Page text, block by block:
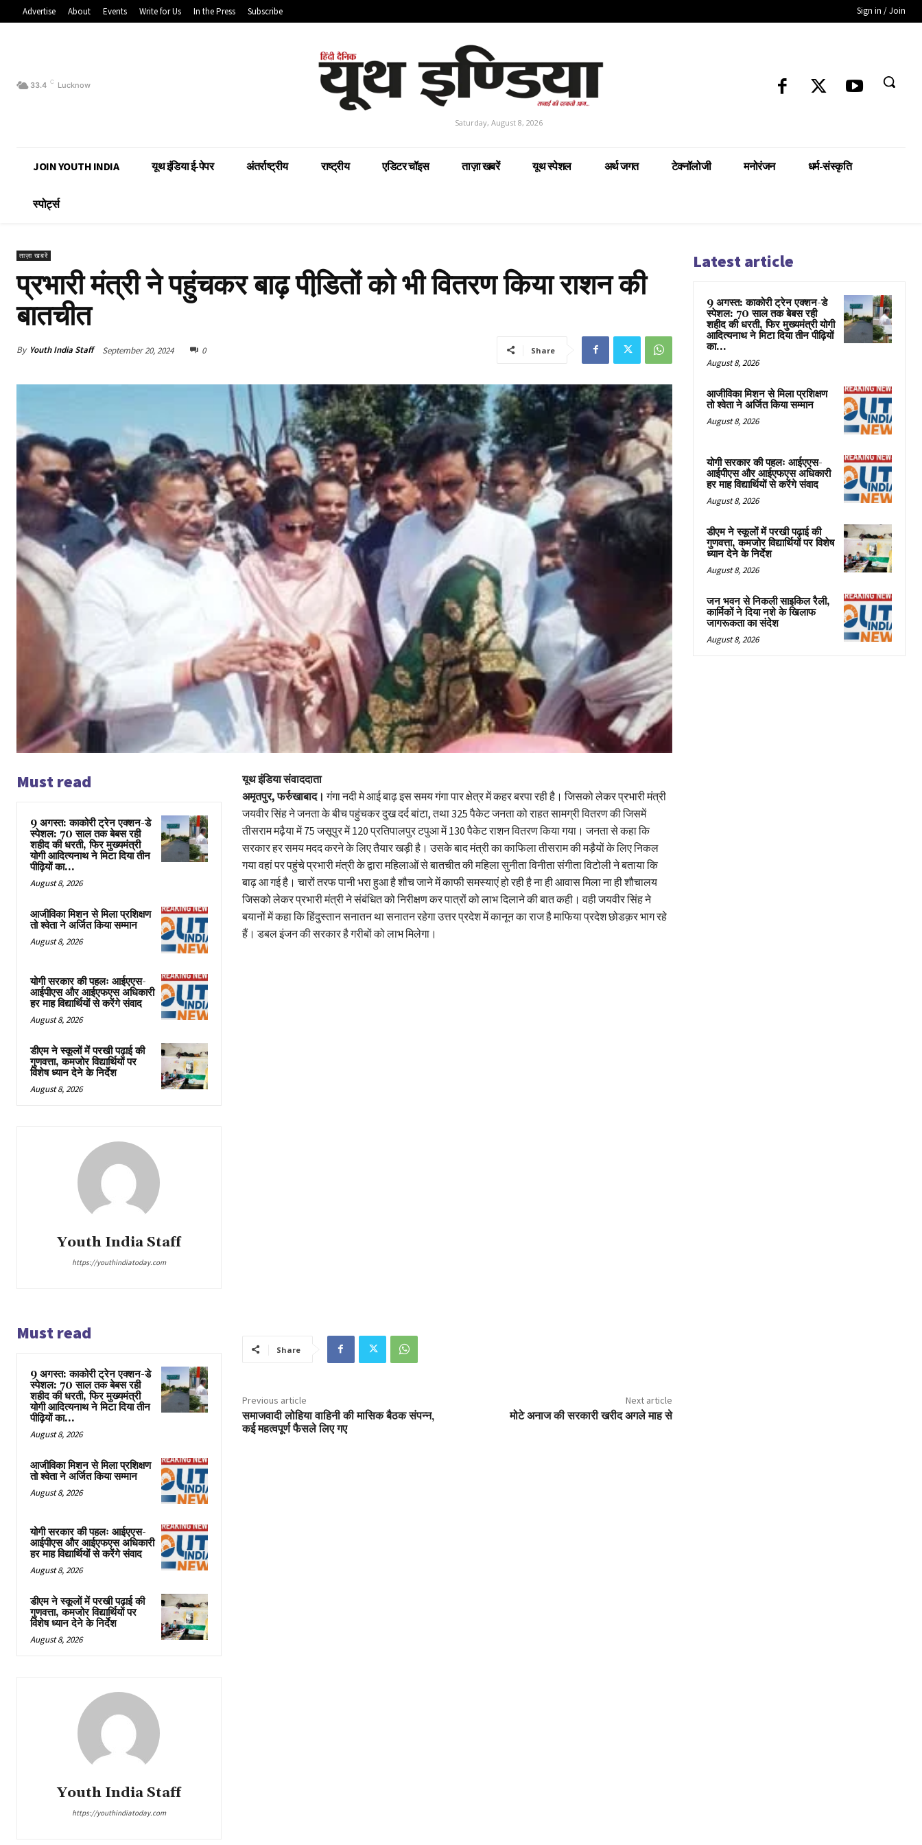
Advertise About Events Write for Us In the Press Subscribe Sign in / Join
33.4 C Lucknow
Saturday, August 8, 2026
JOIN YOUTH INDIA यूथ इंडिया ई-पेपर अंतर्राष्ट्रीय राष्ट्रीय एडिटर चॉइस ताज़ा खबरें यूथ स्पेशल अर्थ जगत टेक्नॉलोजी मनोरंजन धर्म-संस्कृति
स्पोर्ट्स
ताज़ा खबरें
प्रभारी मंत्री ने पहुंचकर बाढ़ पीडि़तों को भी वितरण किया राशन की
बातचीत
By Youth India Staff September 20, 2024 0 Share
Must read
9 अगस्त: काकोरी ट्रेन एक्शन-डे
स्पेशल: 70 साल तक बेबस रही
शहीद की धरती, फिर मुख्यमंत्री
योगी आदित्यनाथ ने मिटा दिया तीन
पीढ़ियों का...
August 8, 2026
आजीविका मिशन से मिला प्रशिक्षण
तो श्वेता ने अर्जित किया सम्मान
August 8, 2026
योगी सरकार की पहलः आईएएस-
आईपीएस और आईएफएस अधिकारी
हर माह विद्यार्थियों से करेंगे संवाद
August 8, 2026
डीएम ने स्कूलों में परखी पढ़ाई की
गुणवत्ता, कमजोर विद्यार्थियों पर
विशेष ध्यान देने के निर्देश
August 8, 2026
Youth India Staff
https://youthindiatoday.com
यूथ इंडिया संवाददाता
अमृतपुर, फर्रुखाबाद। गंगा नदी मे आई बाढ़ इस समय गंगा पार क्षेत्र में कहर बरपा रही है। जिसको लेकर प्रभारी मंत्री
जयवीर सिंह ने जनता के बीच पहुंचकर दुख दर्द बांटा, तथा 325 पैकेट जनता को राहत सामग्री वितरण की जिसमें
तीसराम मढ़ैया में 75 जसूपुर में 120 प्रतिपालपुर टपुआ में 130 पैकेट राशन वितरण किया गया। जनता से कहा कि
सरकार हर समय मदद करने के लिए तैयार खड़ी है। उसके बाद मंत्री का काफिला तीसराम की मड़ैयों के लिए निकल
गया वहां पर पहुंचे प्रभारी मंत्री के द्वारा महिलाओं से बातचीत की महिला सुनीता विनीता संगीता विटोली ने बताया कि
बाढ़ आ गई है। चारों तरफ पानी भरा हुआ है शौच जाने में काफी समस्याएं हो रही है ना ही आवास मिला ना ही शौचालय
जिसको लेकर प्रभारी मंत्री ने संबंधित को निरीक्षण कर पात्रों को लाभ दिलाने की बात कही। वही जयवीर सिंह ने
बयानों में कहा कि हिंदुस्तान सनातन था सनातन रहेगा उत्तर प्रदेश में कानून का राज है माफिया प्रदेश छोडक़र भाग रहे
हैं। डबल इंजन की सरकार है गरीबों को लाभ मिलेगा।
Must read
9 अगस्त: काकोरी ट्रेन एक्शन-डे
स्पेशल: 70 साल तक बेबस रही
शहीद की धरती, फिर मुख्यमंत्री
योगी आदित्यनाथ ने मिटा दिया तीन
पीढ़ियों का...
August 8, 2026
आजीविका मिशन से मिला प्रशिक्षण
तो श्वेता ने अर्जित किया सम्मान
August 8, 2026
योगी सरकार की पहलः आईएएस-
आईपीएस और आईएफएस अधिकारी
हर माह विद्यार्थियों से करेंगे संवाद
August 8, 2026
डीएम ने स्कूलों में परखी पढ़ाई की
गुणवत्ता, कमजोर विद्यार्थियों पर
विशेष ध्यान देने के निर्देश
August 8, 2026
Youth India Staff
https://youthindiatoday.com
Share
Previous article
समाजवादी लोहिया वाहिनी की मासिक बैठक संपन्न,
कई महत्वपूर्ण फैसले लिए गए
Next article
मोटे अनाज की सरकारी खरीद अगले माह से
Latest article
9 अगस्त: काकोरी ट्रेन एक्शन-डे
स्पेशल: 70 साल तक बेबस रही
शहीद की धरती, फिर मुख्यमंत्री योगी
आदित्यनाथ ने मिटा दिया तीन पीढ़ियों
का...
August 8, 2026
आजीविका मिशन से मिला प्रशिक्षण
तो श्वेता ने अर्जित किया सम्मान
August 8, 2026
योगी सरकार की पहलः आईएएस-
आईपीएस और आईएफएस अधिकारी
हर माह विद्यार्थियों से करेंगे संवाद
August 8, 2026
डीएम ने स्कूलों में परखी पढ़ाई की
गुणवत्ता, कमजोर विद्यार्थियों पर विशेष
ध्यान देने के निर्देश
August 8, 2026
जन भवन से निकली साइकिल रैली,
कार्मिकों ने दिया नशे के खिलाफ
जागरूकता का संदेश
August 8, 2026